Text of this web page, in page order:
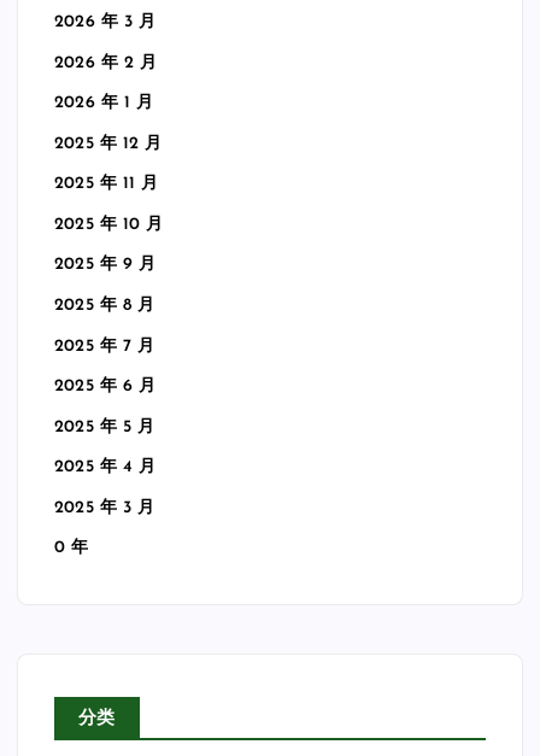
2026 年 3 月
2026 年 2 月
2026 年 1 月
2025 年 12 月
2025 年 11 月
2025 年 10 月
2025 年 9 月
2025 年 8 月
2025 年 7 月
2025 年 6 月
2025 年 5 月
2025 年 4 月
2025 年 3 月
0 年
分类